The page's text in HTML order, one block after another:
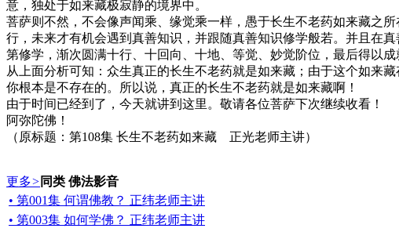
意，独处于如来藏极寂静的境界中。
菩萨则不然，不会像声闻乘、缘觉乘一样，愚于长生不老药如来藏之
行，未来才有机会遇到真善知识，并跟随真善知识修学般若。并且在
第修学，渐次圆满十行、十回向、十地、等觉、妙觉阶位，最后得以成
从上面分析可知：众生真正的长生不老药就是如来藏；由于这个如来
你根本是不存在的。所以说，真正的长生不老药就是如来藏啊！
由于时间已经到了，今天就讲到这里。敬请各位菩萨下次继续收看！
阿弥陀佛！
（原标题：第108集 长生不老药如来藏 正光老师主讲）
更多> 同类 佛法影音
• 第001集 何谓佛教？ 正纬老师主讲
• 第003集 如何学佛？ 正纬老师主讲